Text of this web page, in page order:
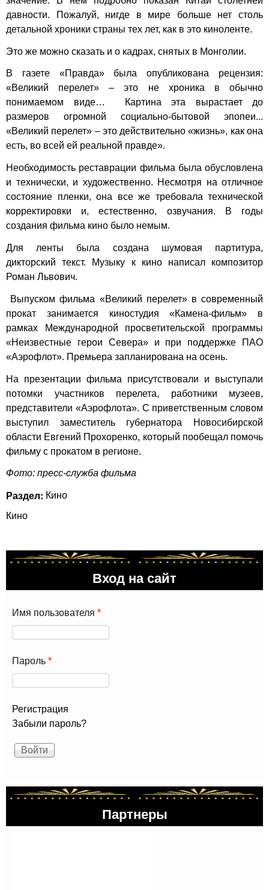
давности. Пожалуй, нигде в мире больше нет столь
детальной хроники страны тех лет, как в это киноленте.
Это же можно сказать и о кадрах, снятых в Монголии.
В газете «Правда» была опубликована рецензия:
«Великий перелет» – это не хроника в обычно
понимаемом виде… Картина эта вырастает до
размеров огромной социально-бытовой эпопеи...
«Великий перелет» – это действительно «жизнь», как она
есть, во всей ей реальной правде».
Необходимость реставрации фильма была обусловлена
и технически, и художественно. Несмотря на отличное
состояние пленки, она все же требовала технической
корректировки и, естественно, озвучания. В годы
создания фильма кино было немым.
Для ленты была создана шумовая партитура,
дикторский текст. Музыку к кино написал композитор
Роман Львович.
Выпуском фильма «Великий перелет» в современный
прокат занимается киностудия «Камена-фильм» в
рамках Международной просветительской программы
«Неизвестные герои Севера» и при поддержке ПАО
«Аэрофлот». Премьера запланирована на осень.
На презентации фильма присутствовали и выступали
потомки участников перелета, работники музеев,
представители «Аэрофлота». С приветственным словом
выступил заместитель губернатора Новосибирской
области Евгений Прохоренко, который пообещал помочь
фильму с прокатом в регионе.
Фото: пресс-служба фильма
Раздел: Кино
Кино
Вход на сайт
Имя пользователя *
Пароль *
Регистрация
Забыли пароль?
Партнеры